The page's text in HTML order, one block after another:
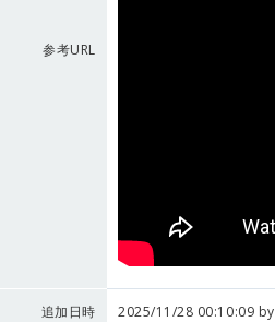
参考URL
追加日時 2025/11/28 00:10:09 by